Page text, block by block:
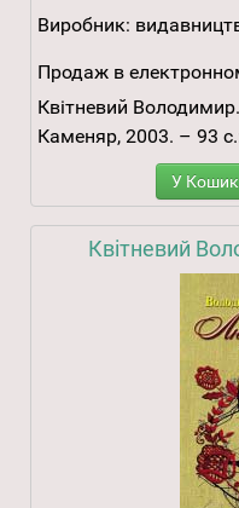
Виробник:
Продаж в
Квітневий
Каменяр, 2003. – 93
У Кошик
Квітневий